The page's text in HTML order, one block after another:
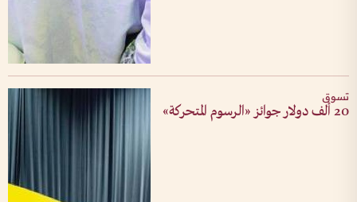
تسوق
20 ألف دولار جوائز «الرسوم المتحركة»